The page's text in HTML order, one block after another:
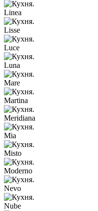
Linea
Lisse
Luce
Luna
Mare
Martina
Meridiana
Mia
Misto
Moderno
Nevo
Nube